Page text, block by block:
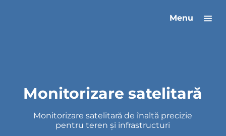
Menu
Monitorizare satelitară
Monitorizare satelitară de înaltă precizie
pentru teren și infrastructuri